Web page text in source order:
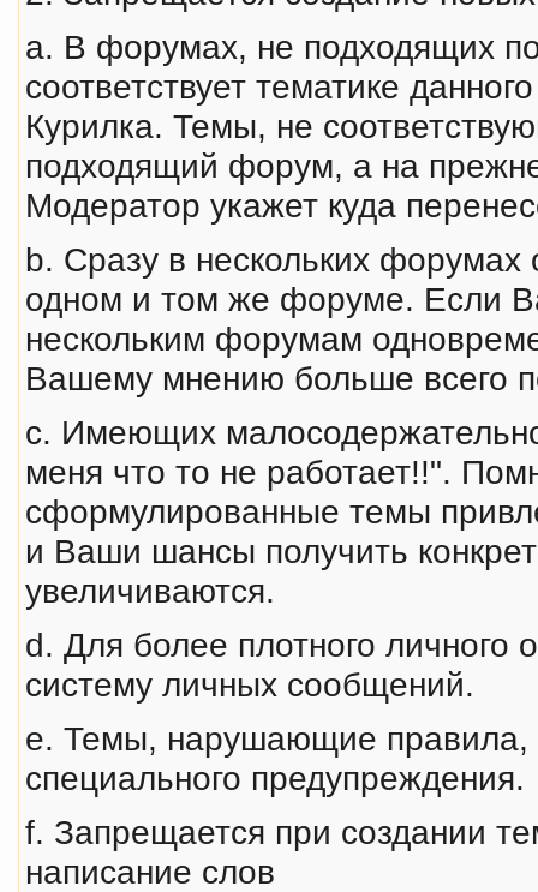
a. В форумах, не подходящих
соответствует тематике
Курилка. Темы, не
подходящий форум, а на
Модератор укажет куда
b. Сразу в нескольких
одном и том же форуме. Если
нескольким форумам
Вашему мнению больше всего
c. Имеющих
меня что то не работает!!".
сформулированные темы
и Ваши шансы получить
увеличиваются.
d. Для более плотного личного
систему личных сообщений.
e. Темы, нарушающие правила,
специального предупреждения.
f. Запрещается при создании
написание слов